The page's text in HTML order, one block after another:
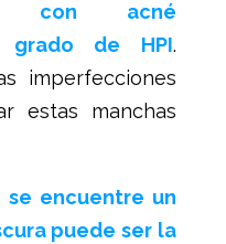
con acné
grado de HPI.
imperfecciones
estas manchas
se encuentre un
puede ser la